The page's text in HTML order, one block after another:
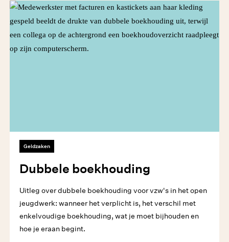
Geldzaken
Dubbele boekhouding
Uitleg over dubbele boekhouding voor vzw's in het open
jeugdwerk: wanneer het verplicht is, het verschil met
enkelvoudige boekhouding, wat je moet bijhouden en
hoe je eraan begint.